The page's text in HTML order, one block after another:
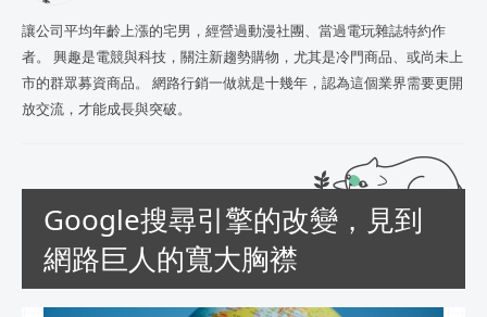
讓公司平均年齡上漲的宅男，經營過動漫社團、當過電玩雜誌特約作
者。 興趣是電競與科技，關注新趨勢購物，尤其是冷門商品、或尚未上
市的群眾募資商品。 網路行銷一做就是十幾年，認為這個業界需要更開
放交流，才能成長與突破。
Google搜尋引擎的改變，見到
網路巨人的寬大胸襟